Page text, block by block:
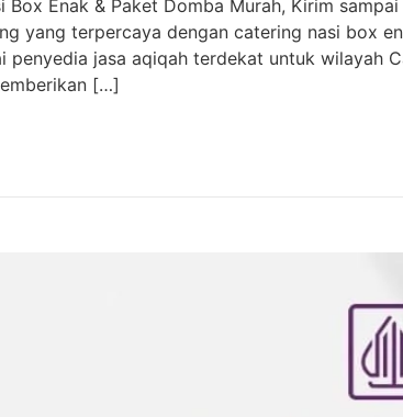
Enak & Paket Domba Murah, Kirim
yang terpercaya dengan catering nasi box
penyedia jasa aqiqah terdekat untuk wilayah
[…]